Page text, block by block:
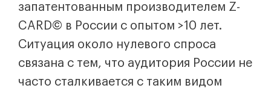
запатентованным производителем Z-
CARD© в России с опытом >10 лет.
Ситуация около нулевого спроса
связана с тем, что аудитория России не
часто сталкивается с таким видом